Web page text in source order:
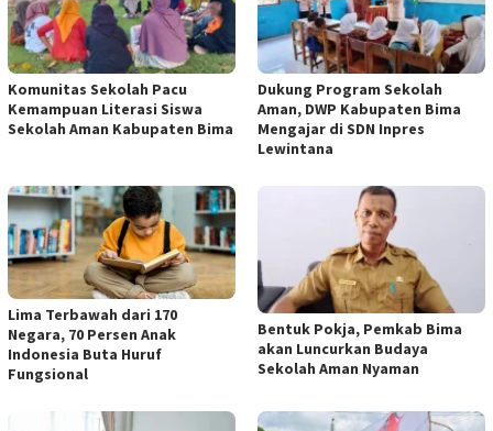
Komunitas Sekolah Pacu
Kemampuan Literasi Siswa
Sekolah Aman Kabupaten Bima
Dukung Program Sekolah
Aman, DWP Kabupaten Bima
Mengajar di SDN Inpres
Lewintana
Lima Terbawah dari 170
Negara, 70 Persen Anak
Indonesia Buta Huruf
Fungsional
Bentuk Pokja, Pemkab Bima
akan Luncurkan Budaya
Sekolah Aman Nyaman